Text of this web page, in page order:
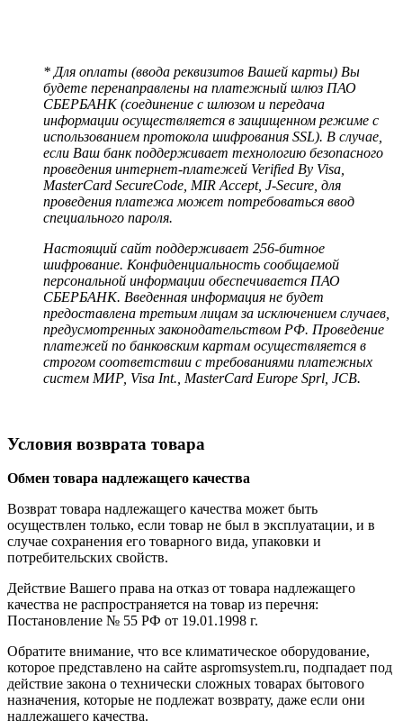
* Для оплаты (ввода реквизитов Вашей карты) Вы
будете перенаправлены на платежный шлюз ПАО
СБЕРБАНК (соединение с шлюзом и передача
информации осуществляется в защищенном режиме с
использованием протокола шифрования SSL). В случае,
если Ваш банк поддерживает технологию безопасного
проведения интернет-платежей Verified By Visa,
MasterCard SecureCode, MIR Accept, J-Secure, для
проведения платежа может потребоваться ввод
специального пароля.
Настоящий сайт поддерживает 256-битное
шифрование. Конфиденциальность сообщаемой
персональной информации обеспечивается ПАО
СБЕРБАНК. Введенная информация не будет
предоставлена третьим лицам за исключением случаев,
предусмотренных законодательством РФ. Проведение
платежей по банковским картам осуществляется в
строгом соответствии с требованиями платежных
систем МИР, Visa Int., MasterCard Europe Sprl, JCB.
Условия возврата товара
Обмен товара надлежащего качества
Возврат товара надлежащего качества может быть
осуществлен только, если товар не был в эксплуатации, и в
случае сохранения его товарного вида, упаковки и
потребительских свойств.
Действие Вашего права на отказ от товара надлежащего
качества не распространяется на товар из перечня:
Постановление № 55 РФ от 19.01.1998 г.
Обратите внимание, что все климатическое оборудование,
которое представлено на сайте aspromsystem.ru, подпадает под
действие закона о технически сложных товарах бытового
назначения, которые не подлежат возврату, даже если они
надлежащего качества.